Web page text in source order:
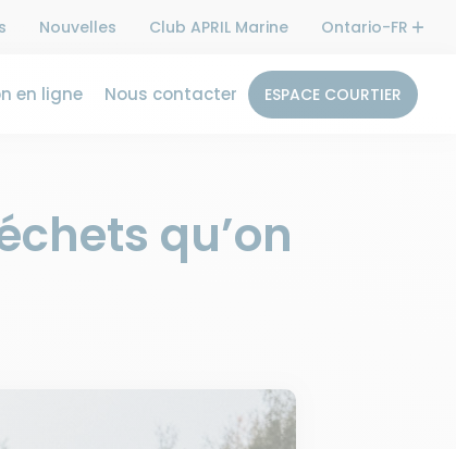
Nouvelles Club APRIL Marine Ontario-FR
en ligne Nous contacter ESPACE COURTIER
qu’on